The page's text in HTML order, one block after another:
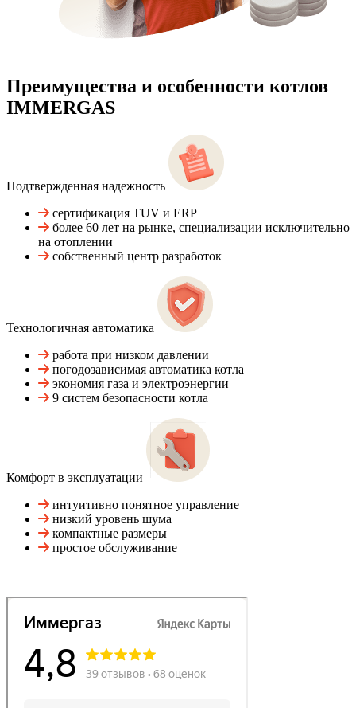
Преимущества и особенности котлов
IMMERGAS
Подтвержденная надежность
сертификация TUV и ERP
более 60 лет на рынке, специализации исключительно
на отоплении
собственный центр разработок
Технологичная автоматика
работа при низком давлении
погодозависимая автоматика котла
экономия газа и электроэнергии
9 систем безопасности котла
Комфорт в эксплуатации
интуитивно понятное управление
низкий уровень шума
компактные размеры
простое обслуживание